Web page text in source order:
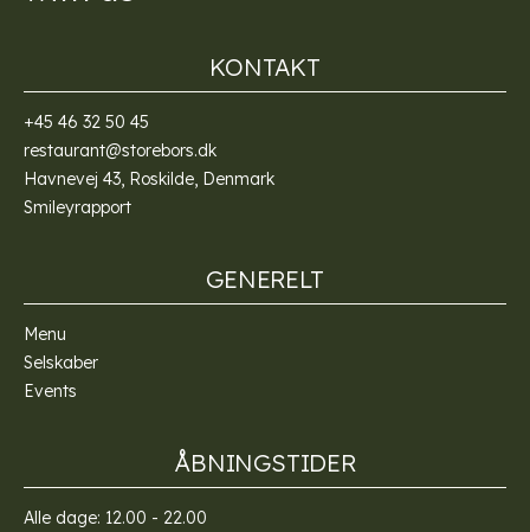
KONTAKT
+45 46 32 50 45
restaurant@storebors.dk
Havnevej 43, Roskilde, Denmark
Smileyrapport
GENERELT
Menu
Selskaber
Events
ÅBNINGSTIDER
Alle dage: 12.00 - 22.00